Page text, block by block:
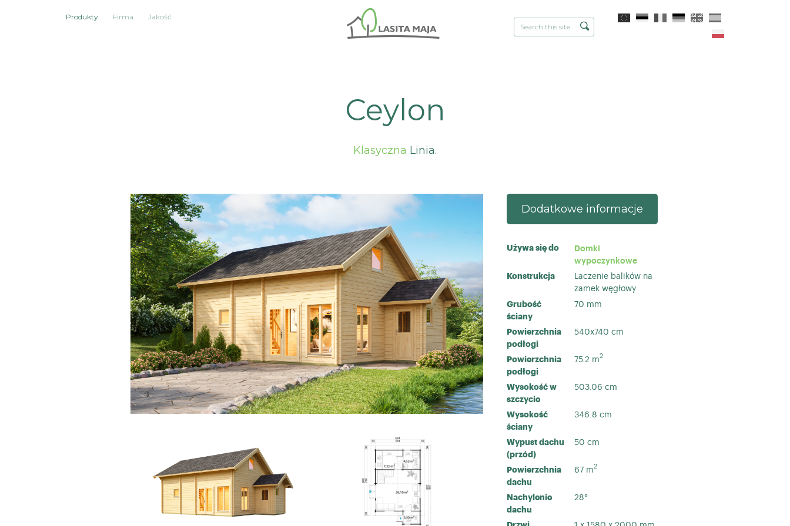
Produkty Firma Jakość
Ceylon
Klasyczna Linia.
Dodatkowe informacje
Używa się do
Domki
wypoczynkowe
Konstrukcja
Laczenie balików na
zamek węgłowy
Grubość
ściany
70 mm
Powierzchnia
podłogi
540x740 cm
Powierzchnia
podłogi
75.2 m2
Wysokość w
szczycie
503.06 cm
Wysokość
ściany
346.8 cm
Wypust dachu
(przód)
50 cm
Powierzchnia
dachu
67 m2
Nachylenie
dachu
28°